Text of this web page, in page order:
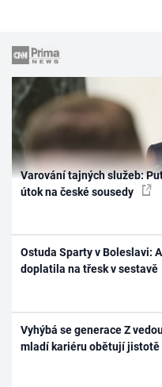
Varování tajných služeb:
útok na české sousedy
Ostuda Sparty v Boleslavi:
doplatila na třesk v sestavě
Vyhýbá se generace Z
mladí kariéru obětují jistotě